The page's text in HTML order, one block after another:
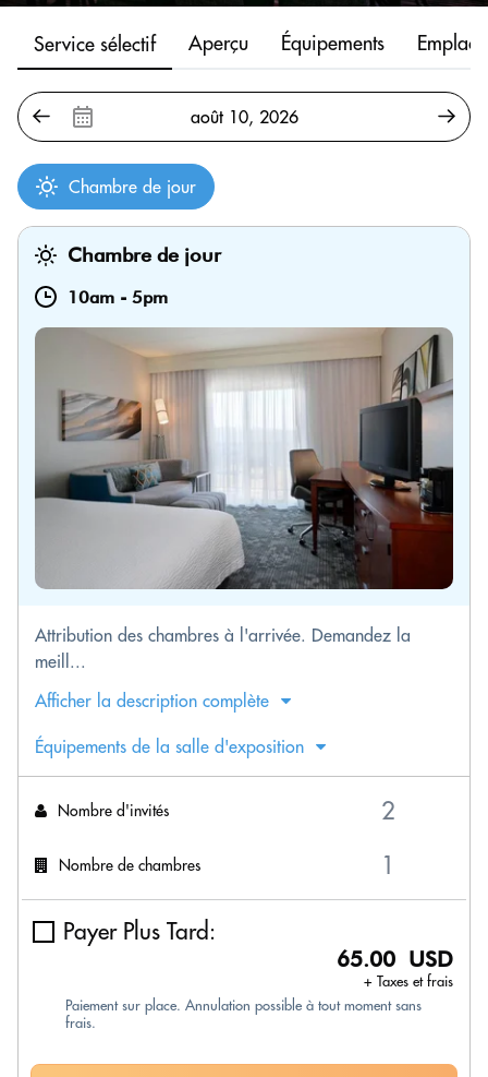
Service sélectif Aperçu Équipements
Chambre de jour
Chambre de jour
10am - 5pm
Attribution des chambres à l'arrivée. Demandez la
meill...
Afficher la description complète
Équipements de la salle d'exposition
Nombre d'invités
Nombre de chambres
Payer Plus Tard:
65.00 USD
+ Taxes et frais
Paiement sur place. Annulation possible à tout moment sans
frais.